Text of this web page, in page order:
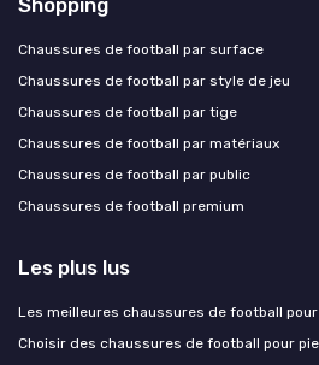
Shopping
Chaussures de football par surface
Chaussures de football par style de jeu
Chaussures de football par tige
Chaussures de football par matériaux
Chaussures de football par public
Chaussures de football premium
Les plus lus
Les meilleures chaussures de football
Choisir des chaussures de football pour